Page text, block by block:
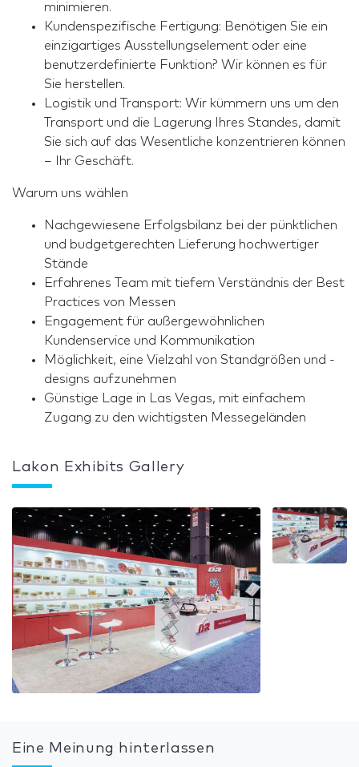
minimieren.
Kundenspezifische Fertigung: Benötigen Sie ein
einzigartiges Ausstellungselement oder eine
benutzerdefinierte Funktion? Wir können es für
Sie herstellen.
Logistik und Transport: Wir kümmern uns um den
Transport und die Lagerung Ihres Standes, damit
Sie sich auf das Wesentliche konzentrieren können
– Ihr Geschäft.
Warum uns wählen
Nachgewiesene Erfolgsbilanz bei der pünktlichen
und budgetgerechten Lieferung hochwertiger
Stände
Erfahrenes Team mit tiefem Verständnis der Best
Practices von Messen
Engagement für außergewöhnlichen
Kundenservice und Kommunikation
Möglichkeit, eine Vielzahl von Standgrößen und -
designs aufzunehmen
Günstige Lage in Las Vegas, mit einfachem
Zugang zu den wichtigsten Messegeländen
Lakon Exhibits Gallery
Eine Meinung hinterlassen